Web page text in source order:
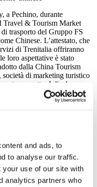
and ads, to
to analyse our traffic.
your use of our site with
analytics partners who
a Pechino, durante
Travel & Tourism Market
trasporto del Gruppo FS
Chinese. L’attestato, che
di Trenitalia offriranno
loro aspettative è stato
dalla China Tourism
di marketing turistico
progetto. I display a
diffondono ora messaggi di
oltre che in italiano e
in cinese che, nei
stazioni della rete Alta
informativo in cinese
metà del 2015, sarà
Trenitalia con carta di